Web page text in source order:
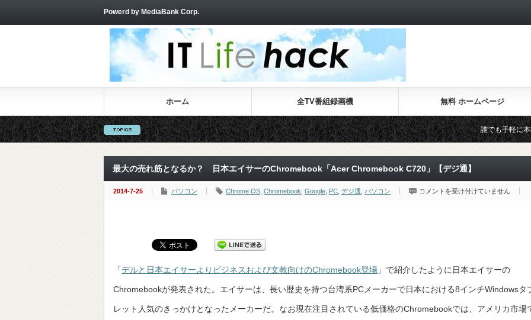
Powerd by MediaBank Corp.
ホーム 全TV番組録画機 無料 ホームページ
誰でも手軽に本格的なWeb
最大の売れ筋となるか？ 日本エイサーのChromebook「Acer Chromebook C720」【デジ通】
2014-7-25 パソコン Chrome OS Chromebook Google PC デジ通 パソコン
最
本
エ
サ
Chromebook「Acer
コメントを受け付けていません
「デルと日本エイサーよりビジネスおよび文教向けのChromebook登場 」で紹介したように日本エイサーの
Chromebookが発表された。エイサーは、長い歴史を持つ台湾系PCメーカーで日本における8インチWindowsタ
レット人気のきっかけとなったメーカーだ。なお現在注目されている低価格のChromebookでは、アメリカ市場